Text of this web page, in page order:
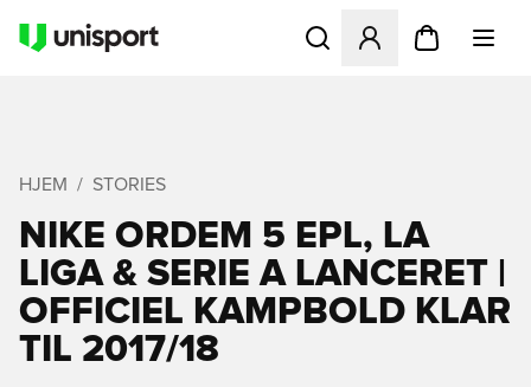
Åbner en Modal til at
HJEM STORIES
NIKE ORDEM 5 EPL, LA
LIGA & SERIE A LANCERET |
OFFICIEL KAMPBOLD KLAR
TIL 2017/18